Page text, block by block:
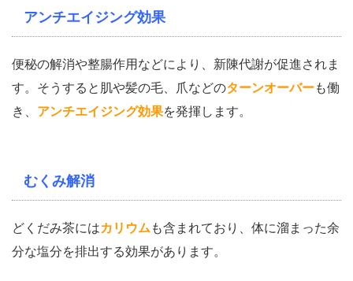
アンチエイジング効果
便秘の解消や整腸作用などにより、新陳代謝が促進されま
す。そうすると肌や髪の毛、爪などのターンオーバーも働
き、 アンチエイジング効果を発揮します。
むくみ解消
どくだみ茶にはカリウムも含まれており、体に溜まった余
分な塩分を排出する効果があります。